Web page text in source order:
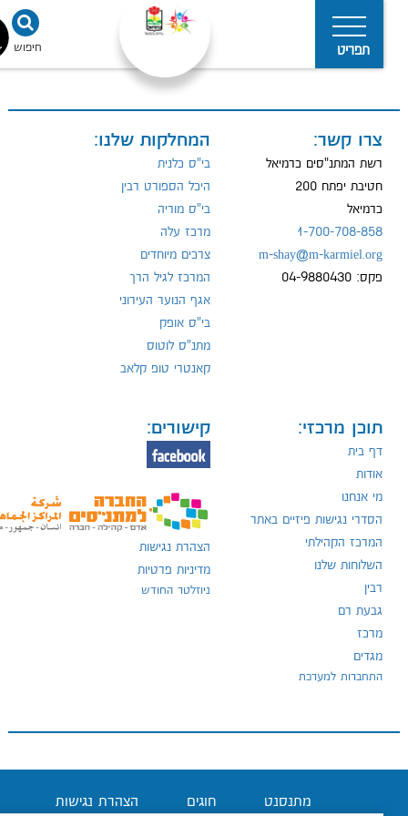
תפריט חיפוש
צרו קשר:
רשת המתנ"סים כרמיאל
חטיבת יפתח 200
כרמיאל
1-700-708-858
m-shay@m-karmiel.org
פקס: 04-9880430
המחלקות שלנו:
בי"ס כלנית
היכל הספורט רבין
בי"ס מוריה
מרכז עלה
צרכים מיוחדים
המרכז לגיל הרך
אגף הנוער העירוני
בי"ס אופק
מתנ"ס לוטוס
קאנטרי טופ קלאב
תוכן מרכזי:
דף בית
אודות
מי אנחנו
הסדרי נגישות פיזיים באתר
המרכז הקהילתי
השלוחות שלנו
גבעת רם
מרכז
מגדים
התחברות למערכת
קישורים:
הצהרת נגישות
מדיניות פרטיות
ניוזלטר החודש
מתנסנט חוגים הצהרת נגישות